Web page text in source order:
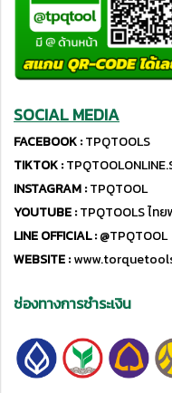
SOCIAL MEDIA
FACEBOOK :TPQTOOLS
TIKTOK :
INSTAGRAM :TPQTOOL
YOUTUBE :TPQTOOLS ไ
LINE OFFICIAL :@TPQTOOL
WEBSITE :
ช่องทางการชำระเงิน